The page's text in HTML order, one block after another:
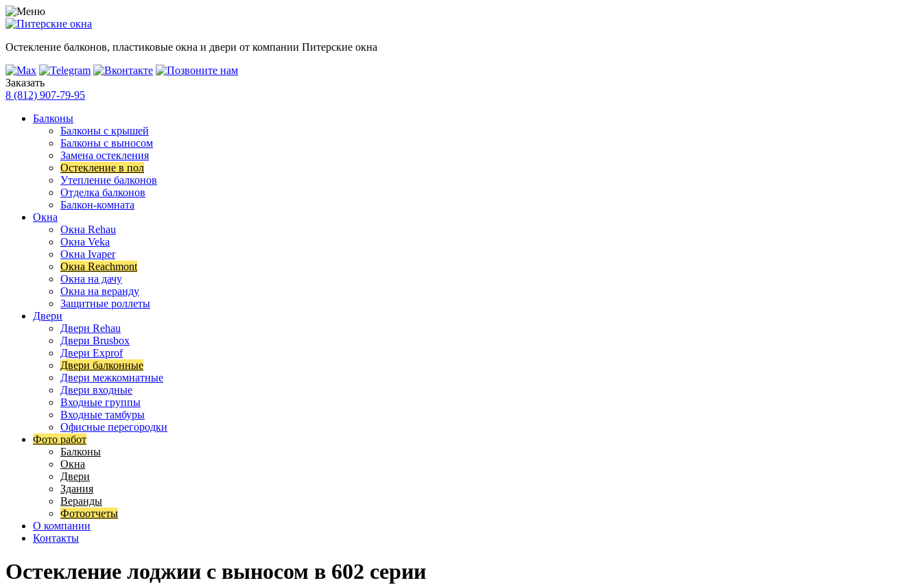
Остекление балконов, пластиковые окна и двери от компании Питерские окна
Заказать
8 (812) 907-79-95
Балконы
Балконы с крышей
Балконы с выносом
Замена остекления
Остекление в пол
Утепление балконов
Отделка балконов
Балкон-комната
Окна
Окна Rehau
Окна Veka
Окна Ivaper
Окна Reachmont
Окна на дачу
Окна на веранду
Защитные роллеты
Двери
Двери Rehau
Двери Brusbox
Двери Exprof
Двери балконные
Двери межкомнатные
Двери входные
Входные группы
Входные тамбуры
Офисные перегородки
Фото работ
Балконы
Окна
Двери
Здания
Веранды
Фотоотчеты
О компании
Контакты
Остекление лоджии с выносом в 602 серии